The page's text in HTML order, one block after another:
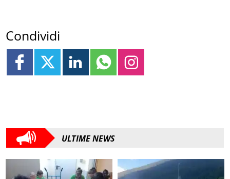
Condividi
ULTIME NEWS